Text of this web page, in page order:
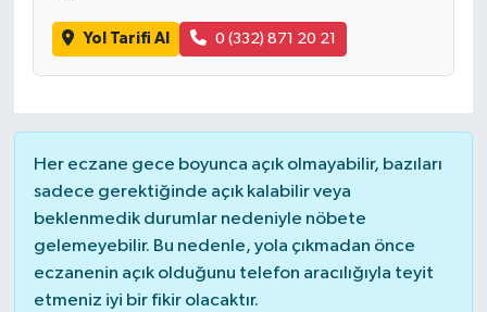
Yol Tarifi Al 0 (332) 871 20 21
Her eczane gece boyunca açık olmayabilir, bazıları
sadece gerektiğinde açık kalabilir veya
beklenmedik durumlar nedeniyle nöbete
gelemeyebilir. Bu nedenle, yola çıkmadan önce
eczanenin açık olduğunu telefon aracılığıyla teyit
etmeniz iyi bir fikir olacaktır.